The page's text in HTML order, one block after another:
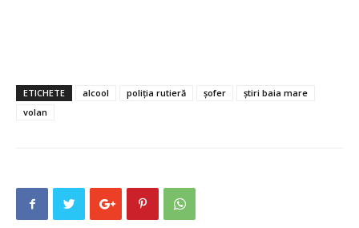
ETICHETE alcool poliția rutieră șofer
știri baia mare
volan